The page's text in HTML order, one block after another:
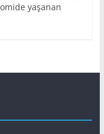
yaşanan